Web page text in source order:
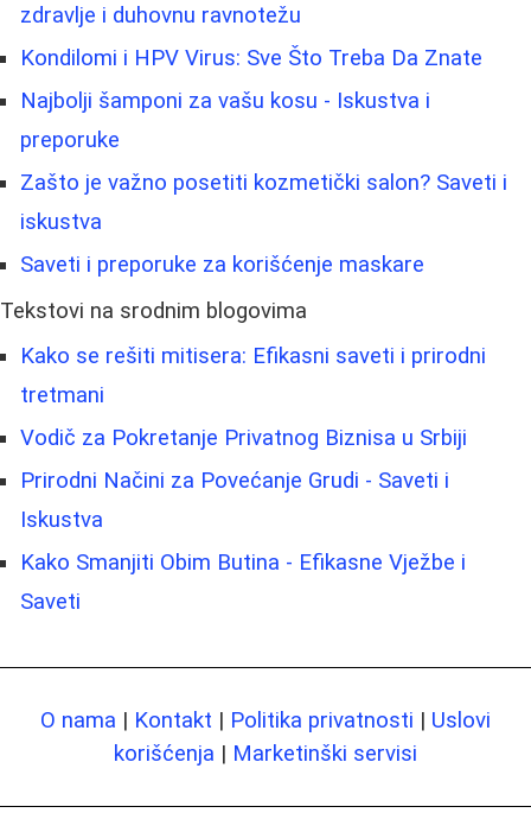
zdravlje i duhovnu ravnotežu
Kondilomi i HPV Virus: Sve Što Treba Da Znate
Najbolji šamponi za vašu kosu - Iskustva i
preporuke
Zašto je važno posetiti kozmetički salon? Saveti i
iskustva
Saveti i preporuke za korišćenje maskare
Tekstovi na srodnim blogovima
Kako se rešiti mitisera: Efikasni saveti i prirodni
tretmani
Vodič za Pokretanje Privatnog Biznisa u Srbiji
Prirodni Načini za Povećanje Grudi - Saveti i
Iskustva
Kako Smanjiti Obim Butina - Efikasne Vježbe i
Saveti
O nama | Kontakt | Politika privatnosti | Uslovi
korišćenja | Marketinški servisi